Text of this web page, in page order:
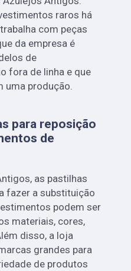
raros há
com peças
da empresa é
de
fora de linha e que
uma produção.
para reposição
de
as pastilhas
fazer a substituição
podem ser
materiais, cores,
disso, a loja
grandes para
de produtos